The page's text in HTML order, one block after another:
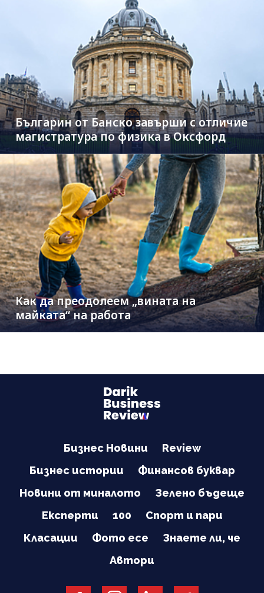
Българин от Банско завърши с отличие
магистратура по физика в Оксфорд
Как да преодолеем „вината на
майката“ на работа
Бизнес Новини
Review
Бизнес истории
Финансов буквар
Новини от миналото
Зелено бъдеще
Експерти
100
Спорт и пари
Класации
Фото есе
Знаете ли, че
Автори